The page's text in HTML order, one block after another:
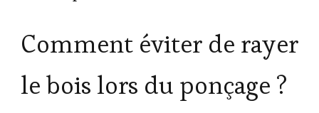
Comment éviter de rayer
le bois lors du ponçage ?